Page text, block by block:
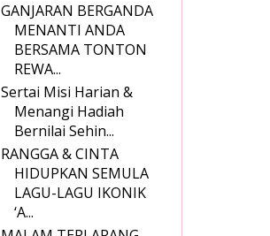
GANJARAN BERGANDA
MENANTI ANDA
BERSAMA TONTON
REWA...
Sertai Misi Harian &
Menangi Hadiah
Bernilai Sehin...
RANGGA & CINTA
HIDUPKAN SEMULA
LAGU-LAGU IKONIK
‘A...